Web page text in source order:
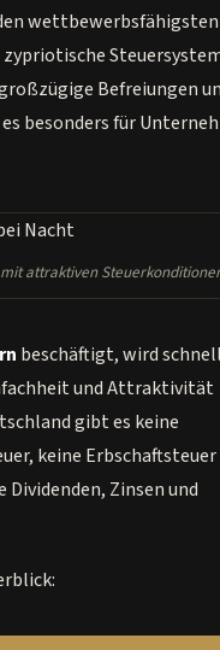
Befreiungen
besonders für
attraktiven
beschäftigt, wird
und Attraktivität
gibt es keine
keine Erbschaftsteuer
Dividenden, Zinsen und